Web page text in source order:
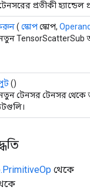
প্রতীকী হ্যান্ডেল
( স্কোপস্কোপ, Operand
TensorScatterSub
()
টেনসর টেনসর থেকে
থেকে